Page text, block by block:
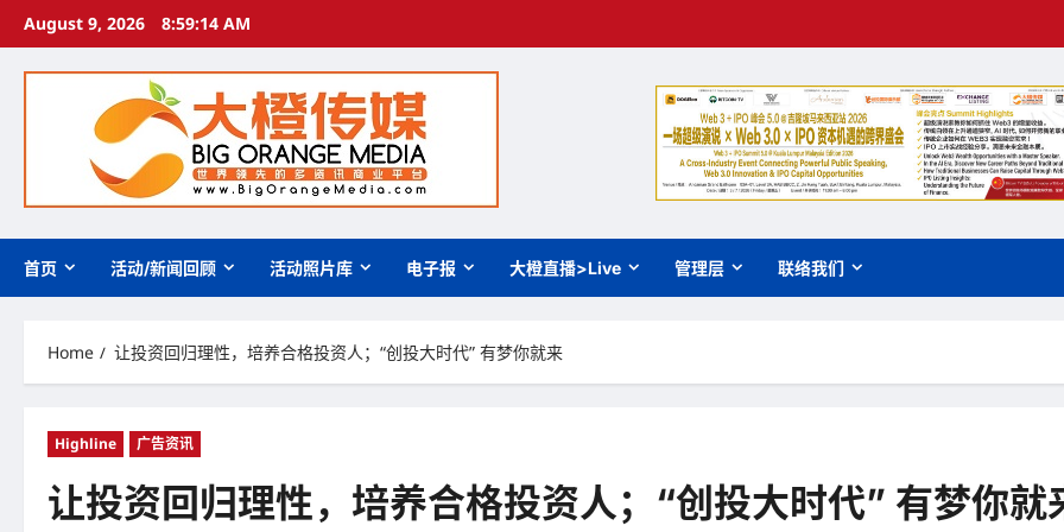
Skip
content
August 9, 2026 8:59:15 AM
首页 活动/新闻回顾 活动照片库 电子报 大橙直播>Live 管理层 联络我们
Home 让投资回归理性，培养合格投资人；“创投大时代” 有梦你就来
Highline 广告资讯
让投资回归理性，培养合格投资人；“创投大时代” 有梦你就